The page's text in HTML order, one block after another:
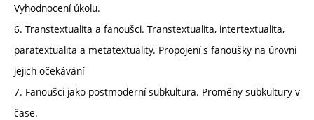
Vyhodnocení úkolu.
6. Transtextualita a fanoušci. Transtextualita, intertextualita,
paratextualita a metatextuality. Propojení s fanoušky na úrovni
jejich očekávání
7. Fanoušci jako postmoderní subkultura. Proměny subkultury v
čase.